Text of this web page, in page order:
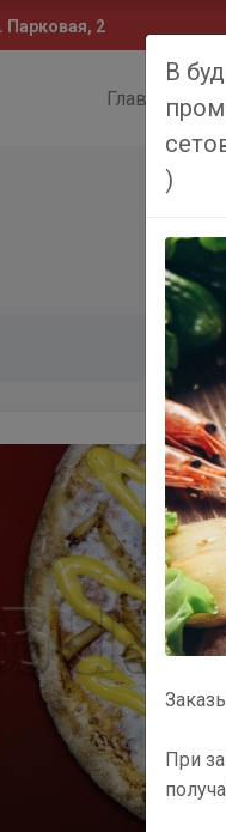
Парковая, 2
Главная
В
)
При